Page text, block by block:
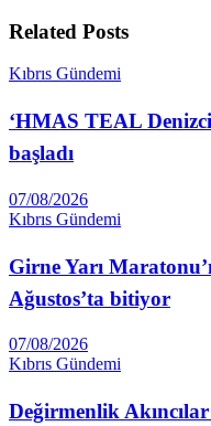
Related Posts
Kıbrıs Gündemi
‘HMAS TEAL
başladı
07/08/2026
Kıbrıs Gündemi
Girne Yarı
Ağustos’ta bitiyor
07/08/2026
Kıbrıs Gündemi
Değirmenlik